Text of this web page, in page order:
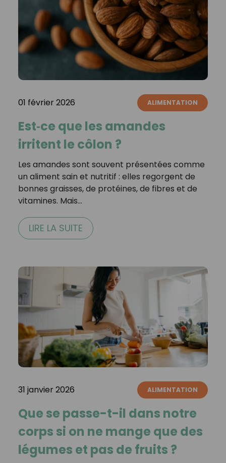
01 février 2026 ALIMENTATION
Est‑ce que les amandes
irritent le côlon ?
Les amandes sont souvent présentées comme
un aliment sain et nutritif : elles regorgent de
bonnes graisses, de protéines, de fibres et de
vitamines. Mais…
LIRE LA SUITE
31 janvier 2026 ALIMENTATION
Que se passe-t-il dans notre
corps si on ne mange que des
légumes et pas de fruits ?